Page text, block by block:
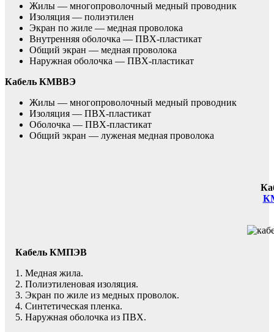
Жилы — многопроволочный медный проводник
Изоляция — полиэтилен
Экран по жиле — медная проволока
Внутренняя оболочка — ПВХ-пластикат
Общий экран — медная проволока
Наружная оболочка — ПВХ-пластикат
Кабель КМВВЭ
Жилы — многопроволочный медный проводник
Изоляция — ПВХ-пластикат
Оболочка — ПВХ-пластикат
Общий экран — луженая медная проволока
Кабель КМПЭВ
1. Медная жила.
2. Полиэтиленовая изоляция.
3. Экран по жиле из медных проволок.
4. Синтетическая пленка.
5. Наружная оболочка из ПВХ.